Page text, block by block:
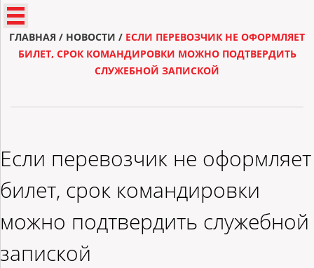
ГЛАВНАЯ / НОВОСТИ / ЕСЛИ ПЕРЕВОЗЧИК НЕ ОФОРМЛЯЕТ
БИЛЕТ, СРОК КОМАНДИРОВКИ МОЖНО ПОДТВЕРДИТЬ
СЛУЖЕБНОЙ ЗАПИСКОЙ
Если перевозчик не оформляет
билет, срок командировки
можно подтвердить служебной
запиской